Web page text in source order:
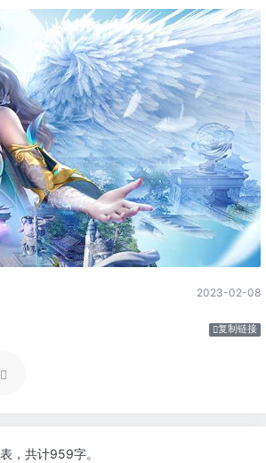
2023-02-08
复制链接
，共计959字。